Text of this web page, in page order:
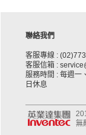
聯絡我們
客服專線 :
客服信箱 :
服務時間 : 每週一
日休息
無